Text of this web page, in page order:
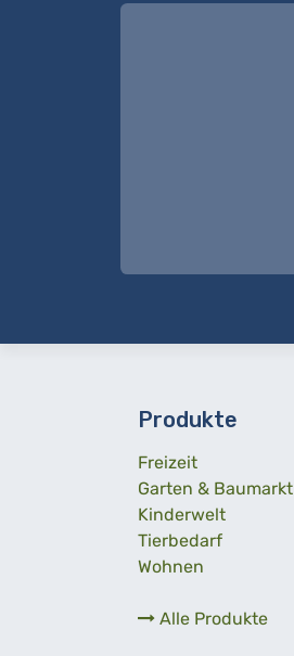
Produkte
Freizeit
Garten & Baumarkt
Kinderwelt
Tierbedarf
Wohnen
Alle Produkte